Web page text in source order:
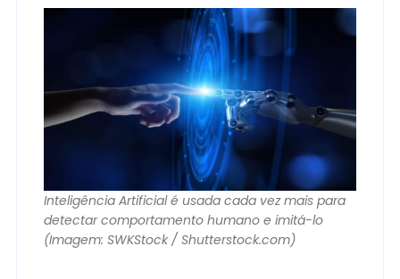
Inteligência Artificial é usada cada vez mais para
detectar comportamento humano e imitá-lo
(Imagem: SWKStock / Shutterstock.com)